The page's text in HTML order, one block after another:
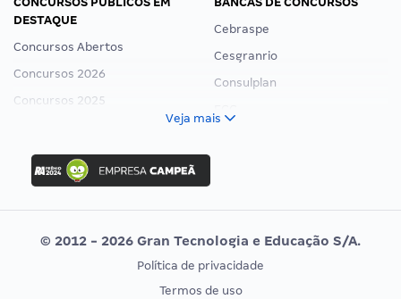
DESTAQUE
Concursos Abertos
Concursos 2026
Concursos 2025
Concurso Ibama
Concurso MPU
Editais publicados
Cebraspe
Cesgranrio
Consulplan
Vunesp
CONCURSOS POR PROFISSÃO
EXAME DE ORDEM
Veja mais
© 2012 - 2026 Gran Tecnologia e Educação S/A.
Política de privacidade
Termos de uso